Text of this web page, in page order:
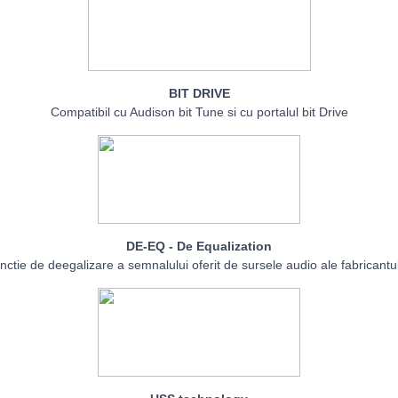
BIT DRIVE
Compatibil cu Audison bit Tune si cu portalul bit Drive
DE-EQ - De Equalization
de deegalizare a semnalului oferit de sursele audio ale